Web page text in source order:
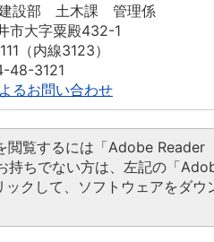
設部 土木課 管理係
大字粟殿432-1
（内線3123）
48-3121
るお問い合わせ
閲覧するには「Adobe Reader
持ちでない方は、左記の「
クして、ソフトウェアをダウ